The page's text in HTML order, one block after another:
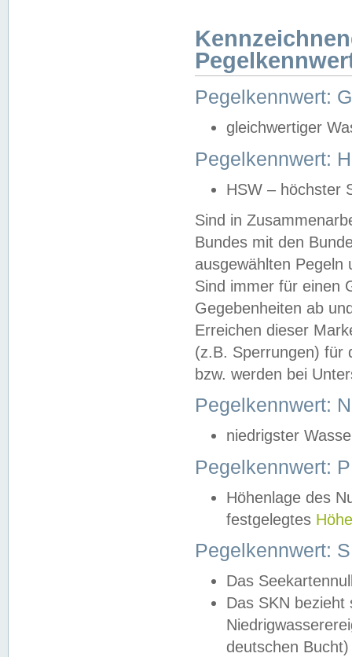
Pegelkennwert:
gleichwertiger
Pegelkennwert:
HSW – höchster
Sind in
Bundes mit den
ausgewählten
Sind immer für einen
Gegebenheiten ab
Erreichen dieser
(z.B. Sperrungen) für
bzw. werden bei
Pegelkennwert:
niedrigster
Pegelkennwert:
Höhenlage des
festgelegtes
Pegelkennwert:
Das
Das SKN
deutschen